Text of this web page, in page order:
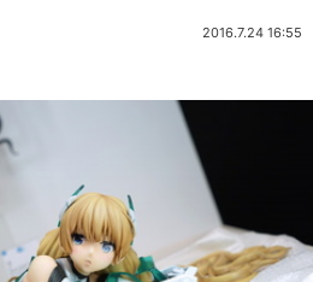
2016.7.24 16:55